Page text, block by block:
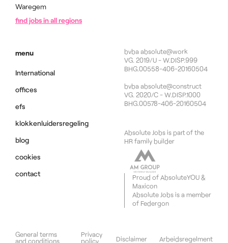
menu
International
offices
efs
klokkenluidersregeling
blog
cookies
contact
Waregem
find jobs in all regions
Absolute Jobs is part of the
HR family builder
Proud of AbsoluteYOU&
Maxicon
Absolute Jobs is a member
of Federgon
bvba absolute@work
VG. 2019/U - W.DISP.999
BHG.00558-406-20160504
bvba absolute@construct
VG. 2020/C - W.DISP.1000
BHG.00578-406-20160504
General terms
and conditions
Privacy
policy
Disclaimer Arbeidsregelment